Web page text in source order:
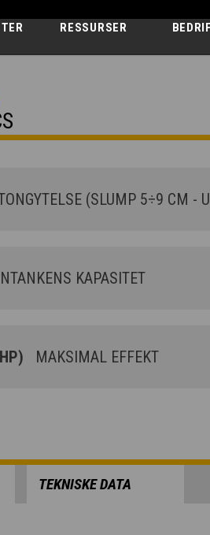
RESSURSER
(SLUMP 5÷9 CM -
KAPASITET
MAKSIMAL EFFEKT
TEKNISKE DATA